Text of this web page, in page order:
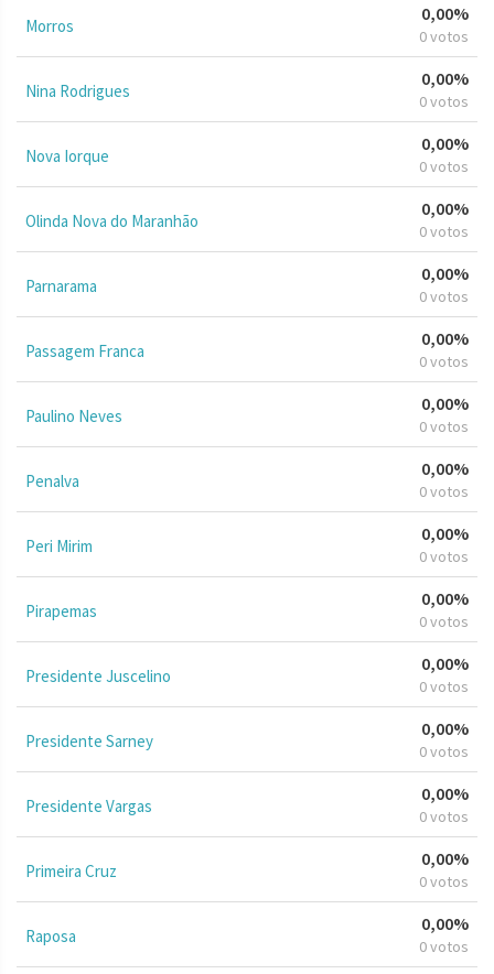
Morros
0,00%
0 votos
Nina Rodrigues
0,00%
0 votos
Nova Iorque
0,00%
0 votos
Olinda Nova do Maranhão
0,00%
0 votos
Parnarama
0,00%
0 votos
Passagem Franca
0,00%
0 votos
Paulino Neves
0,00%
0 votos
Penalva
0,00%
0 votos
Peri Mirim
0,00%
0 votos
Pirapemas
0,00%
0 votos
Presidente Juscelino
0,00%
0 votos
Presidente Sarney
0,00%
0 votos
Presidente Vargas
0,00%
0 votos
Primeira Cruz
0,00%
0 votos
Raposa
0,00%
0 votos